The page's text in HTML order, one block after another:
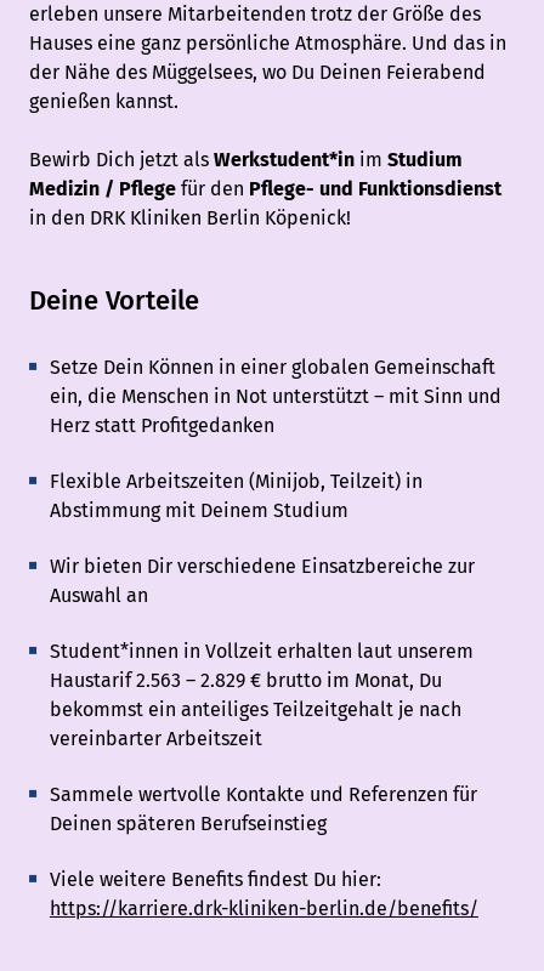
erleben unsere Mitarbeitenden trotz der Größe des
Hauses eine ganz persönliche Atmosphäre. Und das in
der Nähe des Müggelsees, wo Du Deinen Feierabend
genießen kannst.
Bewirb Dich jetzt als Werkstudent*inim Studium
Medizin / Pflege für den Pflege- und Funktionsdienst
in den DRK Kliniken Berlin Köpenick!
Deine Vorteile
Setze Dein Können in einer globalen Gemeinschaft
ein, die Menschen in Not unterstützt – mit Sinn und
Herz statt Profitgedanken
Flexible Arbeitszeiten (Minijob, Teilzeit) in
Abstimmung mit Deinem Studium
Wir bieten Dir verschiedene Einsatzbereiche zur
Auswahl an
Student*innen in Vollzeit erhalten laut unserem
Haustarif 2.563 – 2.829 € brutto im Monat, Du
bekommst ein anteiliges Teilzeitgehalt je nach
vereinbarter Arbeitszeit
Sammele wertvolle Kontakte und Referenzen für
Deinen späteren Berufseinstieg
Viele weitere Benefits findest Du hier:
https://karriere.drk-kliniken-berlin.de/benefits/